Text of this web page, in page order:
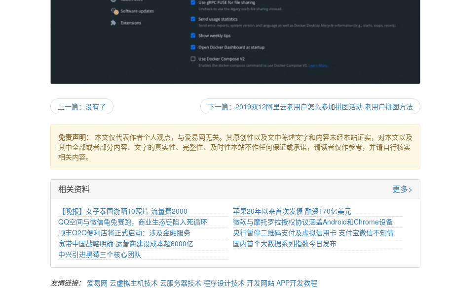
上一篇：没有了 下一篇：2019双12阿里云老用户怎么参加拼团活动 老用户拼团方法
免责声明：
本文仅代表作者个人观点，与爱易网无关。其原创性以及文中陈述文字和内容未经本站证实，对本文以及
其中全部或者部分内容、文字的真实性、完整性、及时性本站不作任何保证或承诺，请读者仅作参考，并请自行核实
相关内容。
相关资料 更多>
【晚报】女子泰国游晒10照片 流量费2000
苹果20年以来首次发债 融资170亿美元
QQ空间与微信龟兔赛跑，商业生态链陷入死循环
微软与摩托罗拉授权协议涵盖Android和Chrome设备
顺丰O2O便利店将正式启动：涉及金融服务
央行暂停二维码支付及虚拟信用卡 支付宝微信不知情
宽带中国战略明确 运营商建设成本超6000亿
国内首个大数据系列指数今日发布
中兴引进黑莓三个核心团队
友情链接： 爱易网 云虚拟主机技术 云服务器技术 程序设计技术 开发网站 APP开发教程